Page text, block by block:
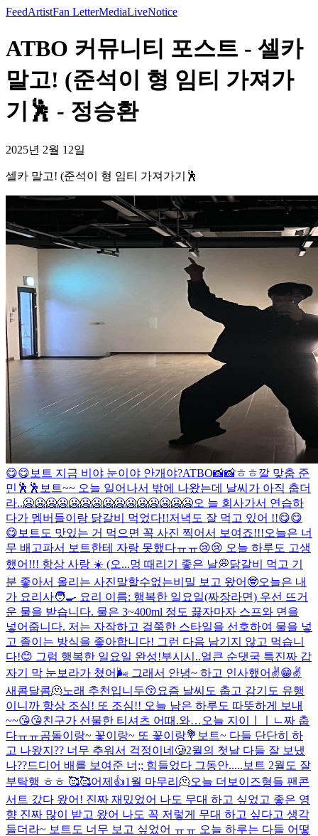
FeedArtistFan LetterMediaLiveNotice
ATBO 커뮤니티 포스트 - 셀카
말고! (준석이 형 임티 가져가
기🕺 - 정승환
2025년 2월 12일
셀카 말고! (준석이 형 임티 가져가기🕺
😋😋 보트 지금 비야 눈이야 안개야?ATBO📸📸ㅎㅎ깔 맞춤 준
민🕺🕺 보트~~ 오늘 일어나서 밖에 나왔는데 날씨가 아직 춥더
라..🥶🥶🥶🥶🥶🥶🥶🥶🥶🥶🥶🥶🥶🥶🥶오 늘 회사가서 연습하
다가 멤버들이랑 닭갈비 먹었다!!저녁도 잘 먹고 있어 !!😋😋
😋보트도 맛있는 거 먹으면 꼭 사진 찍어서 보여죠!!!오늘은 너
무 배고파서 보트한테 자랑 못했다ㅠㅠ😢😢 오늘 하루도 고생
했어!!! 항상 사랑 ☀️ (오...멍 때리기 좋은 날💭닭갈비 먹고 기
분 좋아서 올리는 사진말할수없는비밀 보고 왔어🤓오늘은 내
가 요리사🧑‍🍳 요리 이름: 행복한 일요일(짜장라면) 우선 뜨거
운 물을 받습니다. 물은 3~400ml 정도 끓자마자 스프와 면을
넣어줍니다. 저는 자작하고 걸쭉한 스타일을 선호하여 물을 넣
고 졸이는 방식을 좋아합니다! 그런 다음 남기지 않고 먹습니
다!😊 그럼 행복한 일요일 완성!부시시..얼큰 순댓국 특진짜 갑
자기 막 눈보라가 쳤어🌬️ 그래서 안녕~ 하고 인사했어✌️😁✌️
새콤달콤🫠노래 추천입니두😚요즘 날씨도 춥고 감기도 유행
이니까 항상 조심! 또 조심!! 오늘 남은 하루도 따뜻하게 보내
~~😘😘친구가 선물한 티셔츠 어때.와…오늘 지이ㅣㅣㄴ짜 춥
다ㅠㅠ곰돌이랑~ 꽃이랑~ 또 꽃이랑💐 보트~ 다들 단단히 하
고 나왔지?? 너무 추워서 걱정이네🥲2월의 첫날 다들 잘 보냈
나??드디어 배를 보여준 너;; 힘들었다 그동안..... 보트 2월도 잘
부탁행 ㅎㅎ 🥰🥰어제👍1월 마무리🫠오늘 더보이즈형들 팬콘
서트 갔다 왔어! 진짜 재밌었어 나도 무대 하고 싶었고 좋은 영
향 진짜 많이 받고 왔어 나도 꼭 저렇게 무대 하고 싶다고 생각
들더라~ 보트도 너무 보고 싶었어 ㅠㅠ 오늘 하루는 다들 어떻